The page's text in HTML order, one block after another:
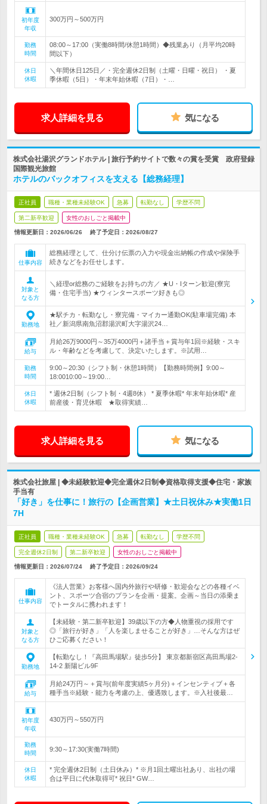
初年度
年収
300万円～500万円
勤務
時間
08:00～17:00（実働8時間/休憩1時間）◆残業あり（月平均20時
間以下）
休日
休暇
＼年間休日125日／・完全週休2日制（土曜・日曜・祝日） ・夏
季休暇（5日）・年末年始休暇（7日）・…
求人詳細を見る 気になる
株式会社湯沢グランドホテル | 旅行予約サイトで数々の賞を受賞 政府登録
国際観光旅館
ホテルのバックオフィスを支える【総務経理】
正社員 職種・業種未経験OK 急募 転勤なし 学歴不問
第二新卒歓迎 女性のおしごと掲載中
情報更新日：2026/06/26 終了予定日： 2026/08/27
仕事内容
総務経理として、仕分け伝票の入力や現金出納帳の作成や保険手
続きなどをお任せします。
対象と
なる方
＼経理or総務のご経験をお持ちの方／ ★U・Iターン歓迎(寮完
備・住宅手当) ★ウィンタースポーツ好きも◎
勤務地
★駅チカ・転勤なし・寮完備・マイカー通勤OK(駐車場完備) 本
社／新潟県南魚沼郡湯沢町大字湯沢24…
給与
月給26万9000円～35万4000円＋諸手当＋賞与年1回※経験・スキ
ル・年齢などを考慮して、決定いたします。※試用…
勤務
時間
9:00～20:30（シフト制・休憩1時間）【勤務時間例】9:00～
18:0010:00～19:00…
休日
休暇
* 週休2日制（シフト制・4週8休） * 夏季休暇* 年末年始休暇* 産
前産後・育児休暇 ★取得実績…
求人詳細を見る 気になる
株式会社旅屋 | ◆未経験歓迎◆完全週休2日制◆資格取得支援◆住宅・家族
手当有
「好き」を仕事に！旅行の【企画営業】★土日祝休み★実働1日
7H
正社員 職種・業種未経験OK 急募 転勤なし 学歴不問
完全週休2日制 第二新卒歓迎 女性のおしごと掲載中
情報更新日：2026/07/24 終了予定日： 2026/09/24
仕事内容
《法人営業》お客様へ国内外旅行や研修・歓迎会などの各種イベ
ント、スポーツ合宿のプランを企画・提案。企画～当日の添乗ま
でトータルに携われます！
対象と
なる方
【未経験・第二新卒歓迎】39歳以下の方◆人物重視の採用です
◎「旅行が好き」「人を楽しませることが好き」…そんな方はぜ
ひご応募ください！
勤務地
【転勤なし！『高田馬場駅』徒歩5分】 東京都新宿区高田馬場2-
14-2 新陽ビル9F
給与
月給24万円～＋賞与(前年度実績5ヶ月分)＋インセンティブ＋各
種手当※経験・能力を考慮の上、優遇致します。※入社後最…
初年度
年収
430万円～550万円
勤務
時間
9:30～17:30(実働7時間)
休日
休暇
* 完全週休2日制（土日休み）* ※月1回土曜出社あり、出社の場
合は平日に代休取得可* 祝日* GW…